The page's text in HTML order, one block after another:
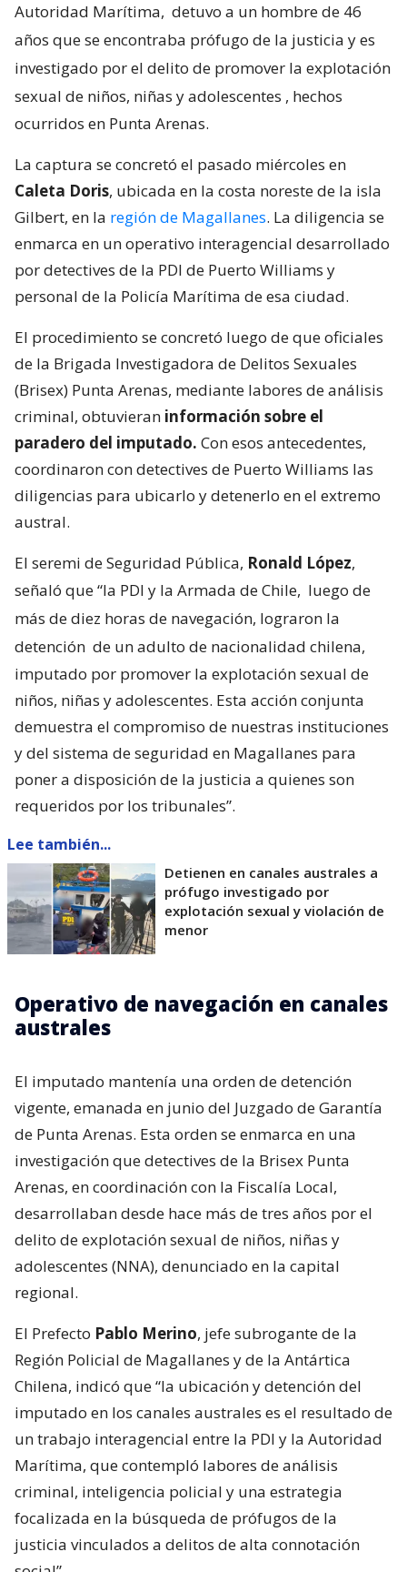
Autoridad Marítima, detuvo a un hombre de 46
años que se encontraba prófugo de la justicia y es
investigado por el delito de promover la explotación
sexual de niños, niñas y adolescentes , hechos
ocurridos en Punta Arenas.
La captura se concretó el pasado miércoles en
Caleta Doris, ubicada en la costa noreste de la isla
Gilbert, en la región de Magallanes. La diligencia se
enmarca en un operativo interagencial desarrollado
por detectives de la PDI de Puerto Williams y
personal de la Policía Marítima de esa ciudad.
El procedimiento se concretó luego de que oficiales
de la Brigada Investigadora de Delitos Sexuales
(Brisex) Punta Arenas, mediante labores de análisis
criminal, obtuvieran información sobre el
paradero del imputado. Con esos antecedentes,
coordinaron con detectives de Puerto Williams las
diligencias para ubicarlo y detenerlo en el extremo
austral.
El seremi de Seguridad Pública, Ronald López,
señaló que “la PDI y la Armada de Chile, luego de
más de diez horas de navegación, lograron la
detención de un adulto de nacionalidad chilena,
imputado por promover la explotación sexual de
niños, niñas y adolescentes. Esta acción conjunta
demuestra el compromiso de nuestras instituciones
y del sistema de seguridad en Magallanes para
poner a disposición de la justicia a quienes son
requeridos por los tribunales”.
Lee también...
Detienen en canales australes a
prófugo investigado por
explotación sexual y violación de
menor
Operativo de navegación en canales
australes
El imputado mantenía una orden de detención
vigente, emanada en junio del Juzgado de Garantía
de Punta Arenas. Esta orden se enmarca en una
investigación que detectives de la Brisex Punta
Arenas, en coordinación con la Fiscalía Local,
desarrollaban desde hace más de tres años por el
delito de explotación sexual de niños, niñas y
adolescentes (NNA), denunciado en la capital
regional.
El Prefecto Pablo Merino, jefe subrogante de la
Región Policial de Magallanes y de la Antártica
Chilena, indicó que “la ubicación y detención del
imputado en los canales australes es el resultado de
un trabajo interagencial entre la PDI y la Autoridad
Marítima, que contempló labores de análisis
criminal, inteligencia policial y una estrategia
focalizada en la búsqueda de prófugos de la
justicia vinculados a delitos de alta connotación